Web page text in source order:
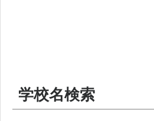
学校名検索